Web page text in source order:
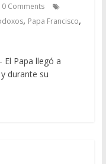
0 Comments
, Papa Francisco,
El Papa llegó a
durante su